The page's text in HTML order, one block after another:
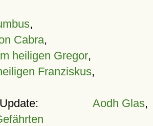
,
Cabra,
heiligen Gregor,
Franziskus,
Aodh Glas,